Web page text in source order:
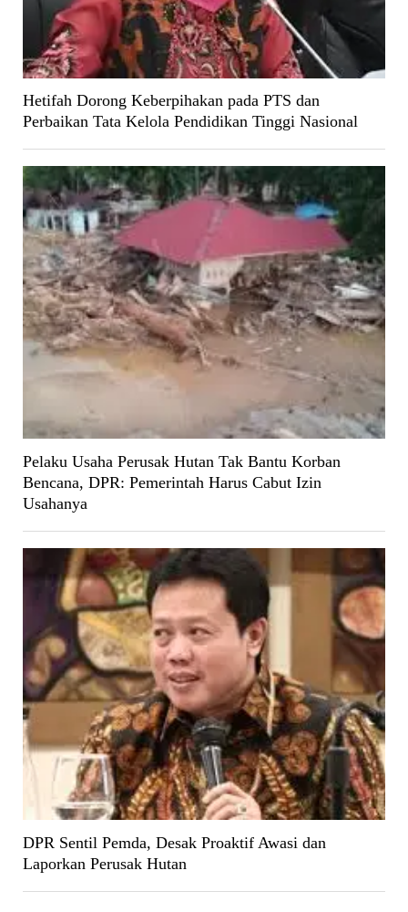
Hetifah Dorong Keberpihakan pada PTS dan
Perbaikan Tata Kelola Pendidikan Tinggi Nasional
Pelaku Usaha Perusak Hutan Tak Bantu Korban
Bencana, DPR: Pemerintah Harus Cabut Izin
Usahanya
DPR Sentil Pemda, Desak Proaktif Awasi dan
Laporkan Perusak Hutan